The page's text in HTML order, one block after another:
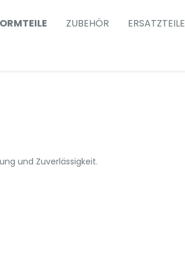
ZUBEHÖR ERSATZTEILE
und Zuverlässigkeit.